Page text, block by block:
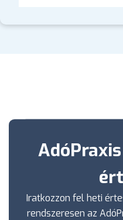
Iratkozzon fel heti
rendszeresen az